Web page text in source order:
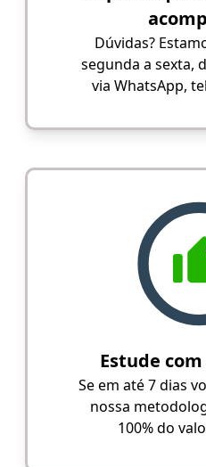
Dúvidas?
segunda a sexta,
via WhatsApp,
Estude
Se em até 7 dias
nossa
100% do